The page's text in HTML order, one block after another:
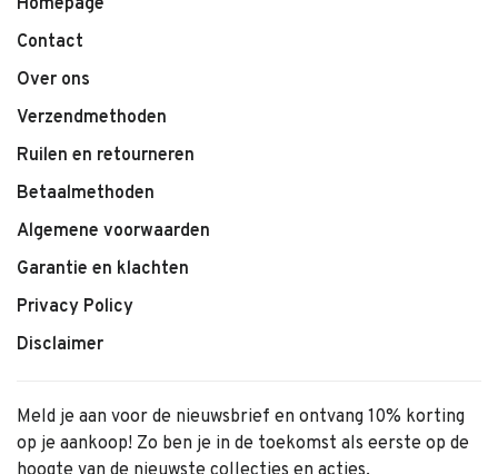
Homepage
Contact
Over ons
Verzendmethoden
Ruilen en retourneren
Betaalmethoden
Algemene voorwaarden
Garantie en klachten
Privacy Policy
Disclaimer
Meld je aan voor de nieuwsbrief en ontvang 10% korting
op je aankoop! Zo ben je in de toekomst als eerste op de